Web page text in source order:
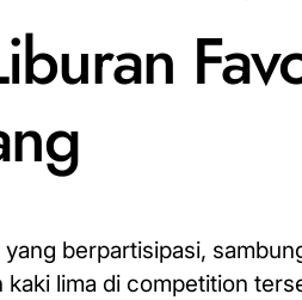
berpartisipasi,
kaki lima di competition